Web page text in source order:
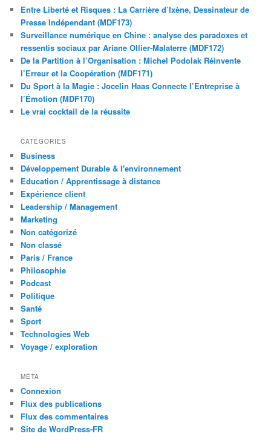
Entre Liberté et Risques : La Carrière d’Ixène, Dessinateur de
Presse Indépendant (MDF173)
Surveillance numérique en Chine : analyse des paradoxes et
ressentis sociaux par Ariane Ollier-Malaterre (MDF172)
De la Partition à l’Organisation : Michel Podolak Réinvente
l’Erreur et la Coopération (MDF171)
Du Sport à la Magie : Jocelin Haas Connecte l’Entreprise à
l’Émotion (MDF170)
Le vrai cocktail de la réussite
CATÉGORIES
Business
Développement Durable & l'environnement
Education / Apprentissage à distance
Expérience client
Leadership / Management
Marketing
Non catégorizé
Non classé
Paris / France
Philosophie
Podcast
Politique
Santé
Sport
Technologies Web
Voyage / exploration
MÉTA
Connexion
Flux des publications
Flux des commentaires
Site de WordPress-FR